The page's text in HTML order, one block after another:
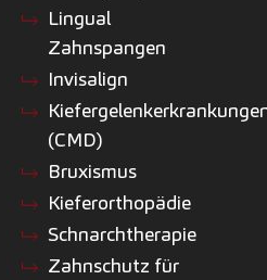
Lingual
Zahnspangen
Invisalign
(CMD)
Bruxismus
Kieferorthopädie
Schnarchtherapie
Zahnschutz für